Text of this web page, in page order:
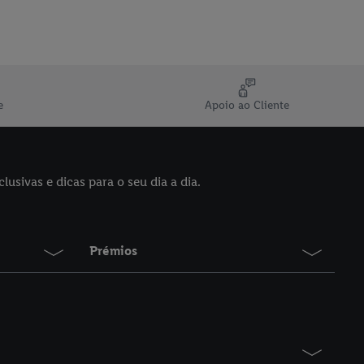
Apoio ao Cliente
e dicas para o seu dia a dia.
Prémios